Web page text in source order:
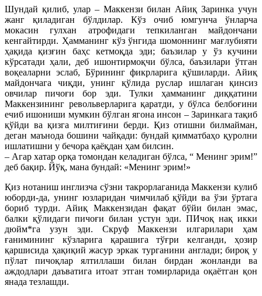
Шундай қилиб, улар – Маккензи билан Айиқ Заринка учун
жанг қиладиган бўлдилар. Кўз очиб юмгунча ўнларча
мокасин гулхан атрофидаги тепкиланган майдончани
кенгайтирди. Ҳамманинг кўз ўнгида шомоннинг мағлубияти
ҳақида қизғин баҳс кетмоқда эди; баъзилар у ўз кучини
кўрсатади ҳали, деб ишонтирмоқчи бўлса, баъзилари ўтган
воқеаларни эслаб, Бўрининг фикрларига қўшиларди. Айиқ
майдончага чиқди, унинг қўлида руслар ишлаган қинсиз
овчилар пичоғи бор эди. Тулки ҳамманинг диққатини
Маккензининг револьверларига қаратди, у бўлса белбоғини
ечиб ишониши мумкин бўлган ягона инсон – Заринкага тақиб
қўйди ва қизга милтиғини берди. Қиз отишни билмайман,
деган маънода бошини чайқади: бундай қимматбаҳо қуролни
ишлатишни у бечора қаёқдан ҳам билсин.
– Агар хатар орқа томондан келадиган бўлса, “ Менинг эрим!”
деб бақир. Йўқ, мана бундай: «Менинг эрим!»
Қиз нотаниш инглизча сўзни такрорлаганида Маккензи кулиб
юборди-да, унинг юзларидан чимчилаб қўйди ва ўзи ўртага
бориб турди. Айиқ Маккензидан фақат бўйи билан эмас,
балки қўлидаги пичоғи билан устун эди. ПИчоқ нақ икки
дюйм*га узун эди. Скруф Маккензи илгарилари ҳам
ғанимининг кўзларига қарашига тўғри келганди, ҳозир
қаршисида ҳақиқий жасур эркак турганини англади; бироқ у
пўлат пичоқлар ялтиллаши билан бирдан жонланди ва
аждодлари даъватига итоат этган томирларида оқаётган қон
янада тезлашди.